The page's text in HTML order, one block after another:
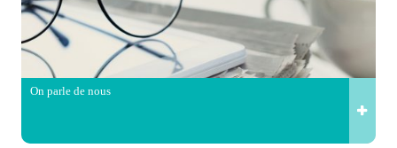
On parle de nous